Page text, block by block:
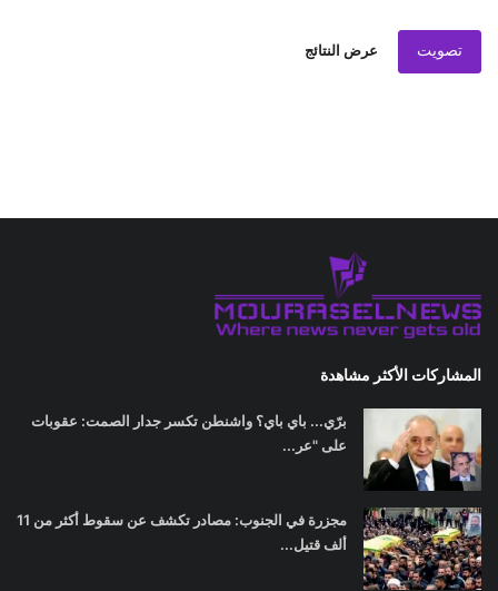
تصويت عرض النتائج
المشاركات الأكثر مشاهدة
برّي... باي باي؟ واشنطن تكسر جدار الصمت: عقوبات
على "عر...
مجزرة في الجنوب: مصادر تكشف عن سقوط أكثر من 11
ألف قتيل...